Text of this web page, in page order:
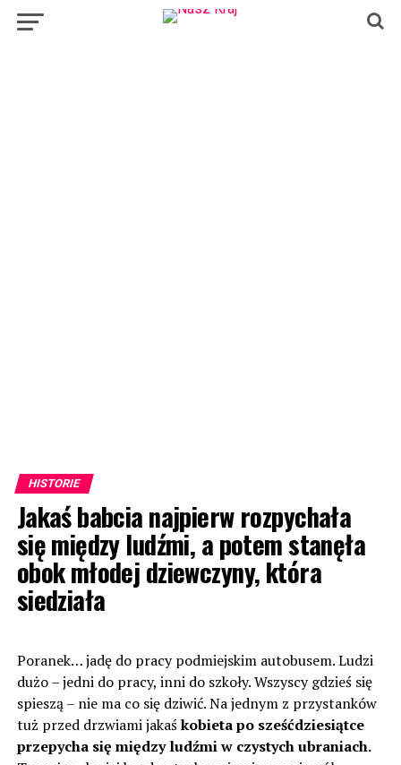
HISTORIE
Jakaś babcia najpierw rozpychała
się między ludźmi, a potem stanęła
obok młodej dziewczyny, która
siedziała
Poranek… jadę do pracy podmiejskim autobusem. Ludzi
dużo – jedni do pracy, inni do szkoły. Wszyscy gdzieś się
spieszą – nie ma co się dziwić. Na jednym z przystanków
tuż przed drzwiami jakaśkobieta po sześćdziesiątce
przepycha się między ludźmi w czystych ubraniach.